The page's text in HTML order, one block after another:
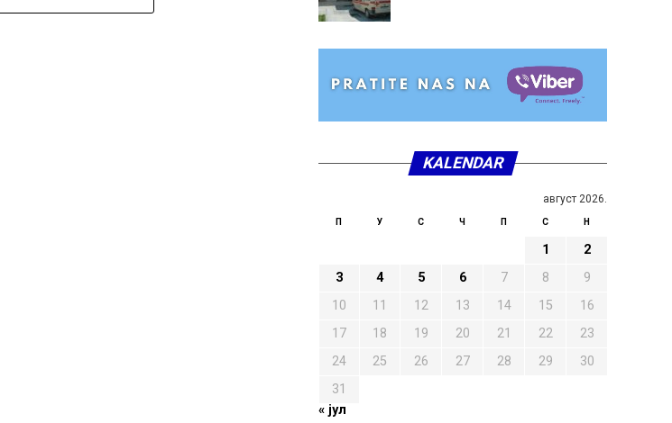
KALENDAR
август 2026.
П У С Ч П С Н
1
2
3
4 5 6 7 8
9
10
11 12 13 14 15
16
17
18 19 20 21 22
23
24
25 26 27 28 29
30
31
« јул